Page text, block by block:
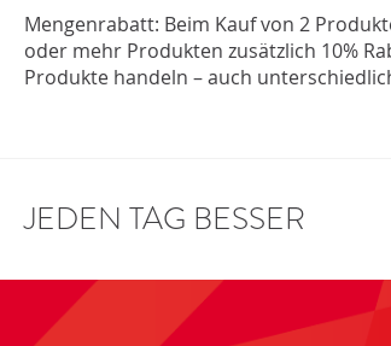
Mengenrabatt: Beim Kauf von 2
oder mehr Produkten zusätzlich 10%
Produkte handeln – auch
JEDEN TAG BESSER